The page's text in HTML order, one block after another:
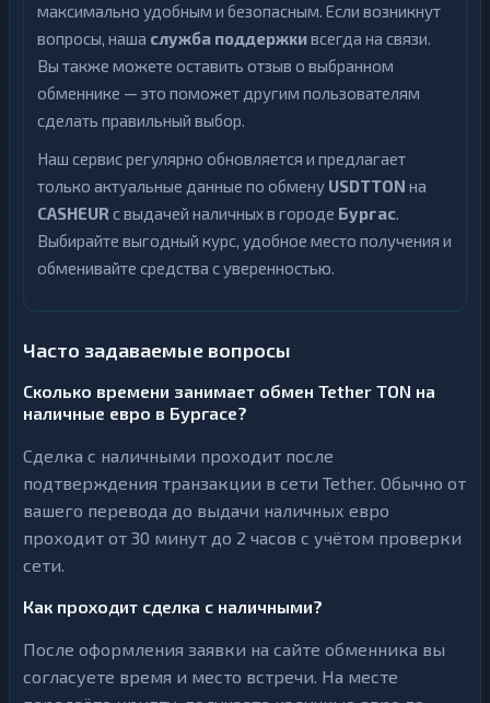
максимально удобным и безопасным. Если возникнут
вопросы, наша служба поддержкивсегда на связи.
Вы также можете оставить отзыв о выбранном
обменнике — это поможет другим пользователям
сделать правильный выбор.
Наш сервис регулярно обновляется и предлагает
только актуальные данные по обмену USDTTON на
CASHEUR с выдачей наличных в городе Бургас.
Выбирайте выгодный курс, удобное место получения и
обменивайте средства с уверенностью.
Часто задаваемые вопросы
Сколько времени занимает обмен Tether TON на
наличные евро в Бургасе?
Сделка с наличными проходит после
подтверждения транзакции в сети Tether. Обычно от
вашего перевода до выдачи наличных евро
проходит от 30 минут до 2 часов с учётом проверки
сети.
Как проходит сделка с наличными?
После оформления заявки на сайте обменника вы
согласуете время и место встречи. На месте